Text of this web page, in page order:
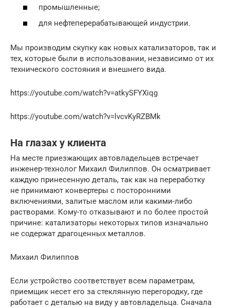
промышленные;
для нефтеперерабатывающей индустрии.
Мы производим скупку как новых катализаторов, так и
тех, которые были в использовании, независимо от их
технического состояния и внешнего вида.
https://youtube.com/watch?v=atkySFYXiqg
https://youtube.com/watch?v=lvcvKyRZBMk
На глазах у клиента
На месте приезжающих автовладельцев встречает
инженер-технолог Михаил Филиппов. Он осматривает
каждую принесенную деталь, так как на переработку
не принимают конвертеры с посторонними
включениями, залитые маслом или какими-либо
растворами. Кому-то отказывают и по более простой
причине: катализаторы некоторых типов изначально
не содержат драгоценных металлов.
Михаил Филиппов
Если устройство соответствует всем параметрам,
приемщик несет его за стеклянную перегородку, где
работает с деталью на виду у автовладельца. Сначала